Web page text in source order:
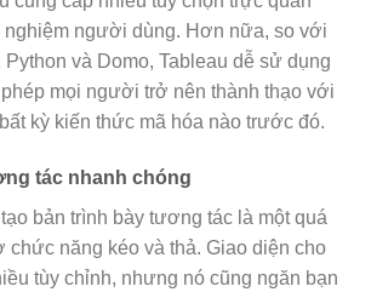
nghiệm người dùng. Hơn nữa, so với
Python và Domo, Tableau dễ sử dụng
mọi người trở nên thành thạo với
kỳ kiến thức mã hóa nào trước đó.
tác nhanh chóng
bản trình bày tương tác là một quá
chức năng kéo và thả. Giao diện cho
tùy chỉnh, nhưng nó cũng ngăn bạn